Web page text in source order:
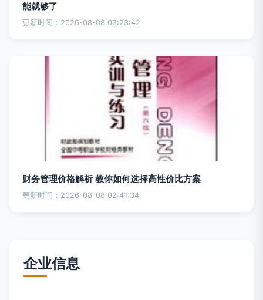
能就够了
更新时间：2026-08-08 02:23:42
财务管理价格解析 教你如何选择高性价比方案
更新时间：2026-08-08 02:41:34
企业信息